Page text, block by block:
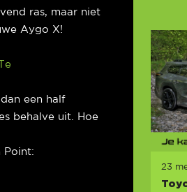
ras, maar niet
Aygo X!
een half
behalve uit. Hoe
Point:
23